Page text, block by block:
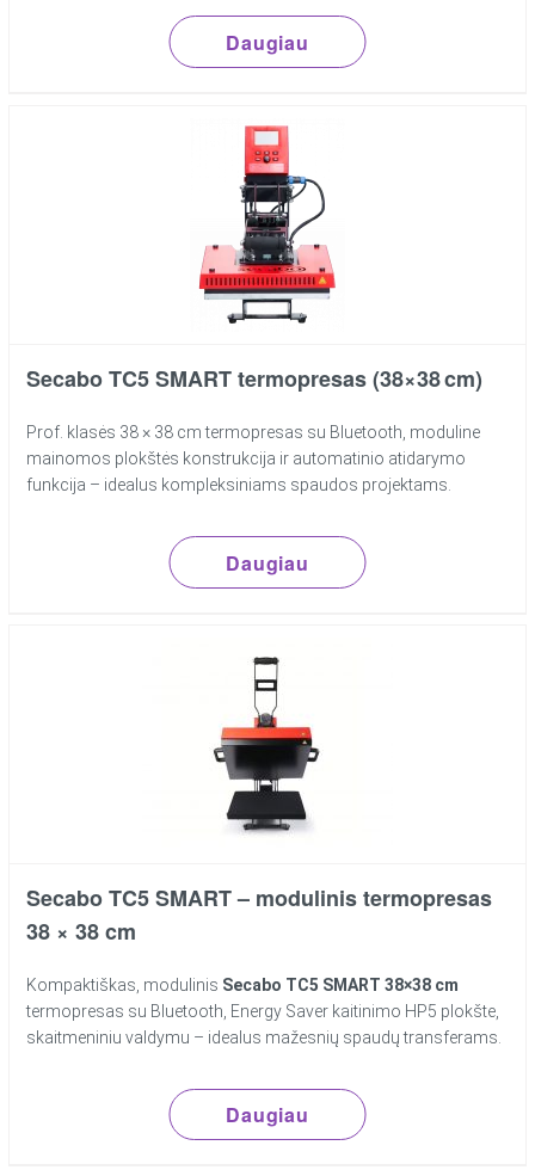
Daugiau
Secabo TC5 SMART termopresas (38×38 cm)
Prof. klasės 38 × 38 cm termopresas su Bluetooth, moduline
mainomos plokštės konstrukcija ir automatinio atidarymo
funkcija – idealus kompleksiniams spaudos projektams.
Daugiau
Secabo TC5 SMART – modulinis termopresas
38 × 38 cm
Kompaktiškas, modulinis Secabo TC5 SMART 38×38 cm
termopresas su Bluetooth, Energy Saver kaitinimo HP5 plokšte,
skaitmeniniu valdymu – idealus mažesnių spaudų transferams.
Daugiau